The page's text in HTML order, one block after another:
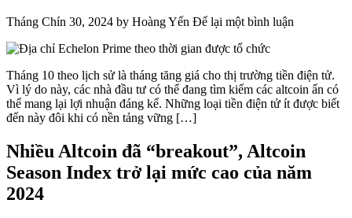
Tháng Chín 30, 2024 by Hoàng Yến Để lại một bình luận
Tháng 10 theo lịch sử là tháng tăng giá cho thị trường tiền điện tử.
Vì lý do này, các nhà đầu tư có thể đang tìm kiếm các altcoin ẩn có
thể mang lại lợi nhuận đáng kể. Những loại tiền điện tử ít được biết
đến này đôi khi có nền tảng vững […]
Nhiều Altcoin đã “breakout”, Altcoin
Season Index trở lại mức cao của năm
2024